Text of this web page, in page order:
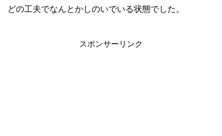
どの工夫でなんとかしのいでいる状態でした。
スポンサーリンク